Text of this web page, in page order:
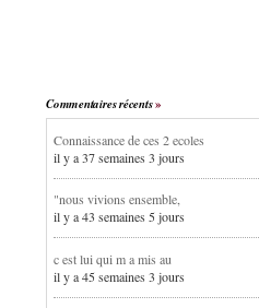
Commentaires récents
Connaissance de ces 2 ecoles
il y a 37 semaines 3 jours
"nous vivions ensemble,
il y a 43 semaines 5 jours
c est lui qui m a mis au
il y a 45 semaines 3 jours